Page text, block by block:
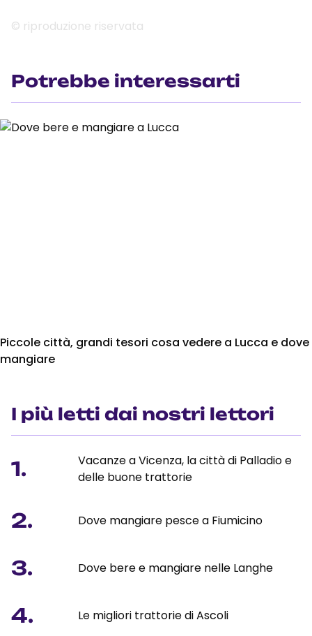
© riproduzione riservata
Potrebbe interessarti
Piccole città, grandi tesori cosa vedere a Lucca e dove
mangiare
I più letti dai nostri lettori
1.
Vacanze a Vicenza, la città di Palladio e
delle buone trattorie
2. Dove mangiare pesce a Fiumicino
3. Dove bere e mangiare nelle Langhe
4. Le migliori trattorie di Ascoli